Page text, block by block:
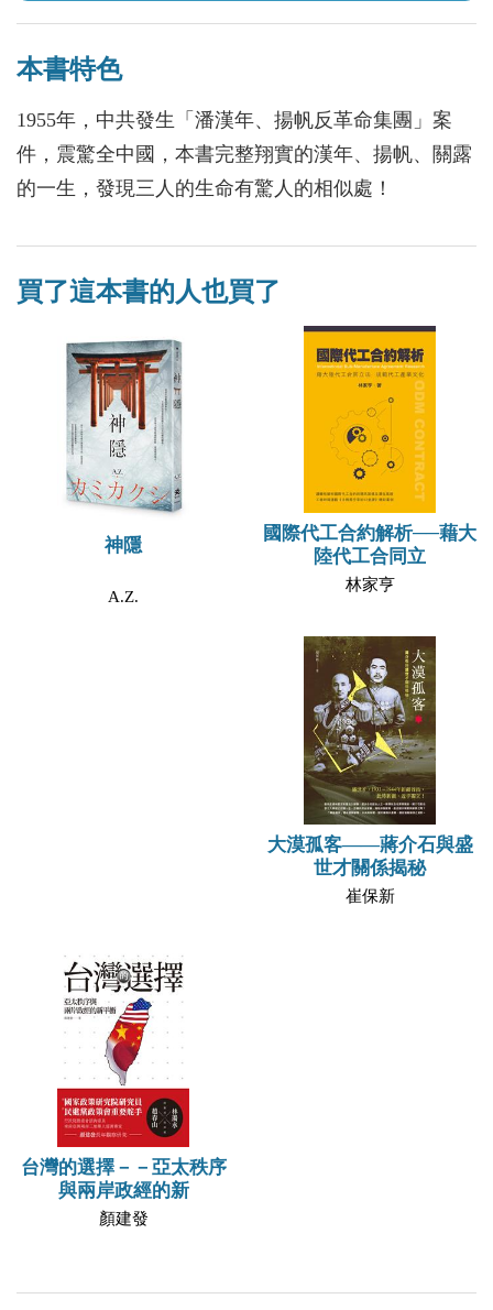
本書特色
1955年，中共發生「潘漢年、揚帆反革命集團」案
件，震驚全中國，本書完整翔實的漢年、揚帆、關露
的一生，發現三人的生命有驚人的相似處！
買了這本書的人也買了
神隱
A.Z.
國際代工合約解析──藉大
陸代工合同立
林家亨
大漠孤客——蔣介石與盛
世才關係揭秘
崔保新
台灣的選擇－－亞太秩序
與兩岸政經的新
顏建發